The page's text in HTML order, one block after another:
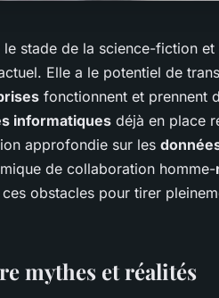
stade de la science-fiction et
Elle a le potentiel de
fonctionnent et prennent
informatiques déjà en place
approfondie sur les
de collaboration homme-
obstacles pour tirer
mythes et réalités